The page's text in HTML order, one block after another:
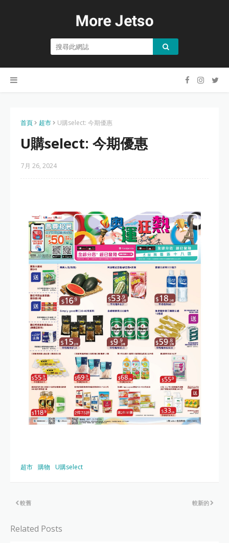
首頁 超市 U購select: 今期優惠
U購select: 今期優惠
7月 26, 2024
超市 購物 U購select
較新的
較舊
Related Posts